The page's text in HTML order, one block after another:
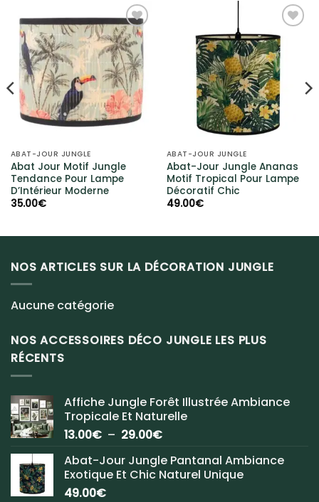
Ajouter
à la liste
d’envies
ABAT-JOUR JUNGLE
Abat Jour Motif Jungle
Tendance Pour Lampe
D’Intérieur Moderne
35.00€
Ajouter
à la liste
d’envies
ABAT-JOUR JUNGLE
Abat-Jour Jungle Ananas
Motif Tropical Pour Lampe
Décoratif Chic
49.00€
NOS ARTICLES SUR LA DÉCORATION JUNGLE
Aucune catégorie
NOS ACCESSOIRES DÉCO JUNGLE LES PLUS
RÉCENTS
Affiche Jungle Forêt Illustrée Ambiance
Tropicale Et Naturelle
13.00€ – 29.00€Plage
prix :
13.00€
Abat-Jour Jungle Pantanal Ambiance
Exotique Et Chic Naturel Unique
49.00€